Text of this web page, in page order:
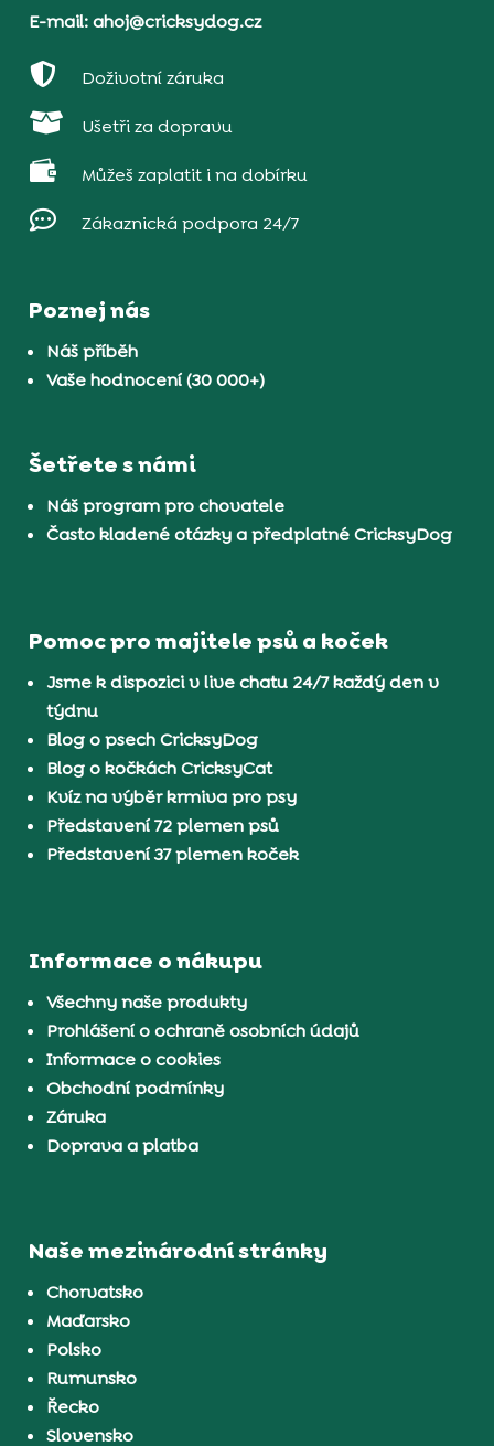
E-mail: ahoj@cricksydog.cz
 Doživotní záruka
 Ušetři za dopravu
 Můžeš zaplatit i na dobírku
 Zákaznická podpora 24/7
Poznej nás
Náš příběh
Vaše hodnocení (30 000+)
Šetřete s námi
Náš program pro chovatele
Často kladené otázky a předplatné CricksyDog
Pomoc pro majitele psů a koček
Jsme k dispozici v live chatu 24/7 každý den v
týdnu
Blog o psech CricksyDog
Blog o kočkách CricksyCat
Kvíz na výběr krmiva pro psy
Představení 72 plemen psů
Představení 37 plemen koček
Informace o nákupu
Všechny naše produkty
Prohlášení o ochraně osobních údajů
Informace o cookies
Obchodní podmínky
Záruka
Doprava a platba
Naše mezinárodní stránky
Chorvatsko
Maďarsko
Polsko
Rumunsko
Řecko
Slovensko